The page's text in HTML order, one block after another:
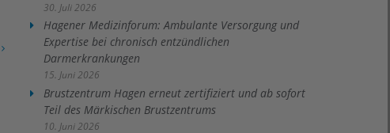
30. Juli 2026
Hagener Medizinforum: Ambulante Versorgung und
Expertise bei chronisch entzündlichen
Darmerkrankungen
15. Juni 2026
Brustzentrum Hagen erneut zertifiziert und ab sofort
Teil des Märkischen Brustzentrums
10. Juni 2026